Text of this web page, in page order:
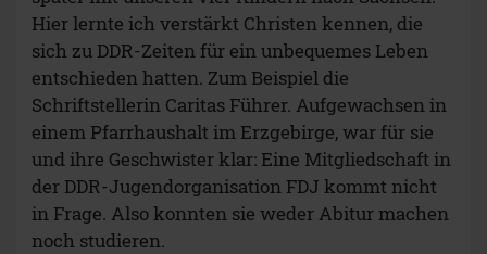
Hier lernte ich verstärkt Christen kennen, die
sich zu DDR-Zeiten für ein unbequemes Leben
entschieden hatten. Zum Beispiel die
Schriftstellerin Caritas Führer. Aufgewachsen in
einem Pfarrhaushalt im Erzgebirge, war für sie
und ihre Geschwister klar: Eine Mitgliedschaft in
der DDR-Jugendorganisation FDJ kommt nicht
in Frage. Also konnten sie weder Abitur machen
noch studieren.